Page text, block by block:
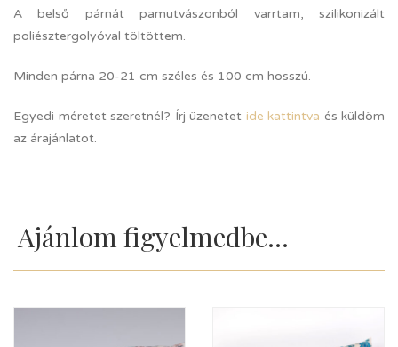
A belső párnát pamutvászonból varrtam, szilikonizált
poliésztergolyóval töltöttem.
Minden párna 20-21 cm széles és 100 cm hosszú.
Egyedi méretet szeretnél? Írj üzenetet ide kattintva és küldöm
az árajánlatot.
Ajánlom figyelmedbe...